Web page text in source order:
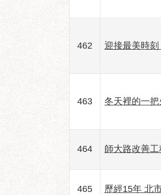
462 迎接最美時
463 冬天裡的一
464 師大路改善
465 歷經15年 北